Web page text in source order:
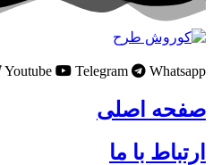
Youtube Telegram Whatsapp
صفحه اصلی
ارتباط با ما